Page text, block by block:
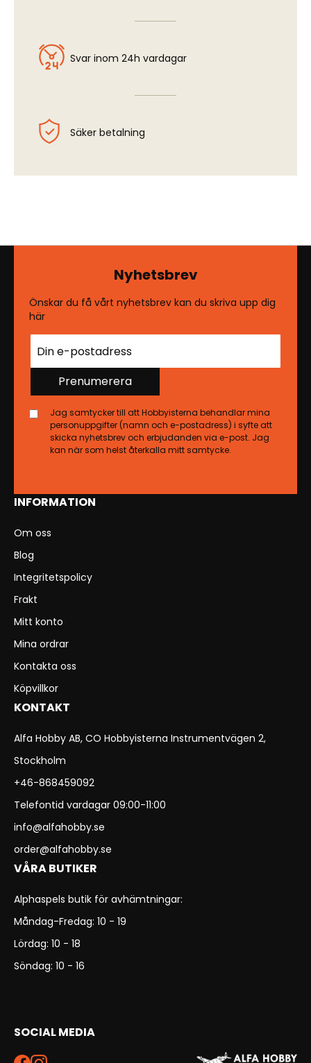
Svar inom 24h vardagar
Säker betalning
INFORMATION
Om oss
Blog
Integritetspolicy
Frakt
Mitt konto
Mina ordrar
Kontakta oss
Köpvillkor
KONTAKT
Alfa Hobby AB, CO Hobbyisterna Instrumentvägen 2,
Stockholm
+46-868459092
Telefontid vardagar 09:00-11:00
info@alfahobby.se
order@alfahobby.se
VÅRA BUTIKER
Alphaspels butik för avhämtningar:
Måndag-Fredag: 10 - 19
Lördag: 10 - 18
Söndag: 10 - 16
SOCIAL MEDIA
Nyhetsbrev
Önskar du få vårt nyhetsbrev kan du skriva upp dig
här
Prenumerera
Jag samtycker till att Hobbyisterna behandlar mina
personuppgifter (namn och e-postadress) i syfte att
skicka nyhetsbrev och erbjudanden via e-post. Jag
kan när som helst återkalla mitt samtycke.